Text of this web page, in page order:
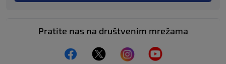
Pratite nas na društvenim mrežama